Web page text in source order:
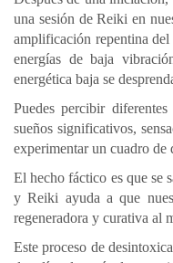
una sesión de Reiki en
amplificación repentina
energías de baja
energética baja se
Puedes percibir diferentes
sueños significativos,
experimentar un cuadro
El hecho fáctico es que se
y Reiki ayuda a que
regeneradora y curativa al
Este proceso de